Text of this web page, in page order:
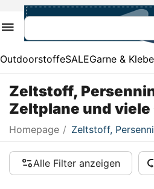
OutdoorstoffeSALEGarne &
Zeltstoff,
Zeltplane und
Homepage / Zeltstoff,
Alle Filter anzeigen